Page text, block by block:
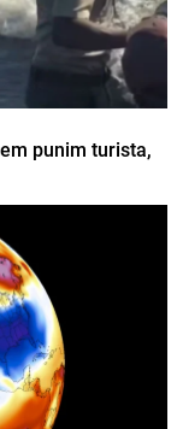
punim turista,